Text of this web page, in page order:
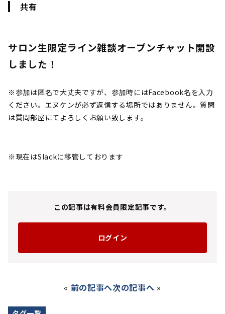
共有
サロン生限定ライン雑談オープンチャット開設
しました！
※参加は匿名で大丈夫ですが、参加時にはFacebook名を入力
ください。エヌケンが必ず返信する場所ではありません。質問
は質問部屋にてよろしくお願い致します。
※現在はSlackに移管しております
この記事は有料会員限定記事です。
ログイン
« 前の記事へ次の記事へ »